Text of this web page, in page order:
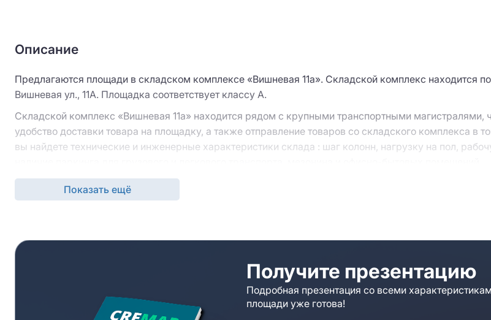
Описание
Предлагаются площади в складском комплексе «Вишневая 11а». Складской комплекс находится
Вишневая ул., 11А. Площадка соответствует классу A.
Складской комплекс «Вишневая 11а» находится рядом с крупными транспортными магистралями,
удобство доставки товара на площадку, а также отправление товаров со складского комплекса в
вы найдете технические и инженерные характеристики склада : шаг колонн, нагрузку на пол,
Обратиться за дополнительной информацией вы можете к нашим специалистам. Они расскажут о
предложат альтернативные варианты, если складской комплекс «Вишневая 11а» вам по каким-то
Показать ещё
Получите презентацию
Подробная презентация со всеми
площади уже готова!